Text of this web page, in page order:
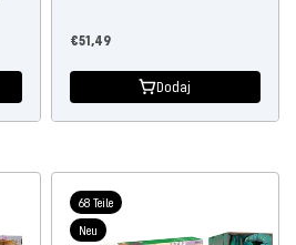
Oferta
€51,49
Dodaj
68 Teile
Neu